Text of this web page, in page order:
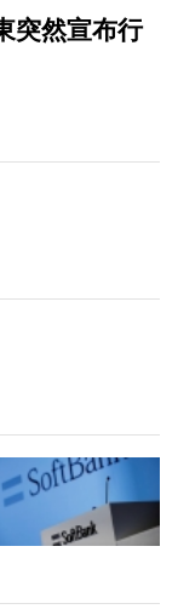
突然宣布行